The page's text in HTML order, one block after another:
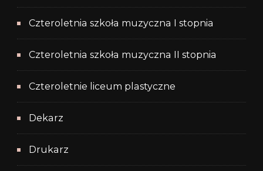
Czteroletnia szkoła muzyczna I stopnia
Czteroletnia szkoła muzyczna II stopnia
Czteroletnie liceum plastyczne
Dekarz
Drukarz